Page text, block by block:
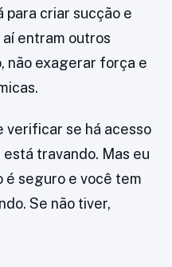
para criar sucção e
entram outros
não exagerar força e
verificar se há acesso
travando. Mas eu
é seguro e você tem
Se não tiver,